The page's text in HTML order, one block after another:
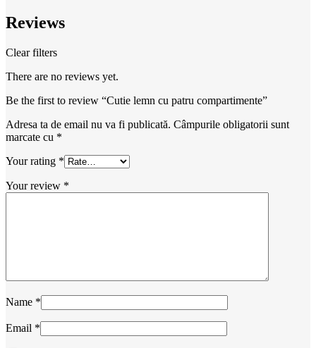
Reviews
Clear filters
There are no reviews yet.
Be the first to review “Cutie lemn cu patru compartimente”
Adresa ta de email nu va fi publicată. Câmpurile obligatorii sunt
marcate cu *
Your rating *
Your review *
Name *
Email *